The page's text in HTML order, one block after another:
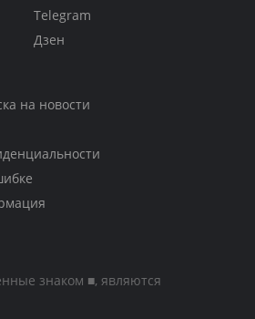
Telegram
Дзен
на новости
знаком ■, являются